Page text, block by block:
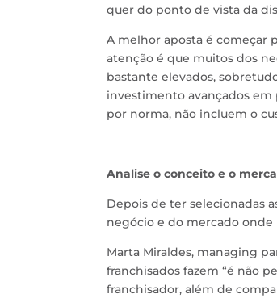
quer do ponto de vista da
A melhor aposta é começar
atenção é que muitos dos
bastante elevados,
investimento avançados em
por norma, não incluem o
Analise o conceito e o
Depois de ter selecionadas
negócio e do mercado
Marta Miraldes, managing
franchisados fazem “é não
franchisador, além de